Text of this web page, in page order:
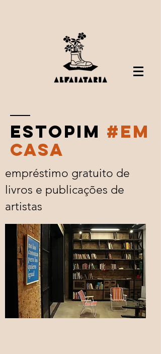
estopim #em
casa
empréstimo gratuito de
livros e publicações de
artistas